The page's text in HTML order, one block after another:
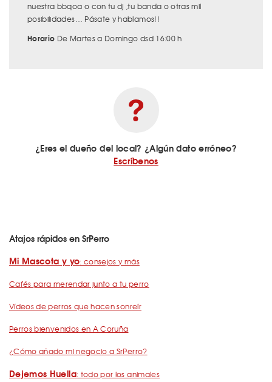
nuestra bbqoa o con tu dj ,tu banda o otras mil
posibilidades… Pásate y hablamos!!
Horario De Martes a Domingo dsd 16:00 h
¿Eres el dueño del local? ¿Algún dato erróneo?
Escríbenos
Atajos rápidos en SrPerro
Mi Mascota y yo: consejos y más
Cafés para merendar junto a tu perro
Vídeos de perros que hacen sonreír
Perros bienvenidos en A Coruña
¿Cómo añado mi negocio a SrPerro?
Dejemos Huella: todo por los animales